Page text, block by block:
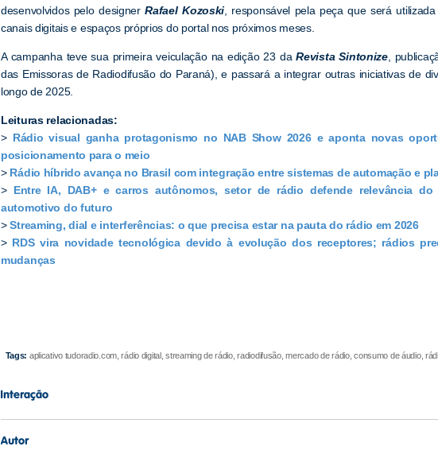
desenvolvidos pelo designerRafael Kozoski , responsável pela peça que será
canais digitais e espaços próprios do portal nos próximos meses.
A campanha teve sua primeira veiculação na edição 23 daRevista Sintonize,
das Emissoras de Radiodifusão do Paraná), e passará a integrar outras iniciativas de
longo de 2025.
Leituras relacionadas:
> Rádio visual ganha protagonismo no NAB Show 2026 e aponta novas
posicionamento para o meio
> Rádio híbrido avança no Brasil com integração entre sistemas de automação e
> Entre IA, DAB+ e carros autônomos, setor de rádio defende relevância
automotivo do futuro
>Streaming, dial e interferências: o que precisa estar na pauta do rádio em 2026
> RDS vira novidade tecnológica devido à evolução dos receptores; rádios
mudanças
Tags: aplicativo tudoradio.com, rádio digital, streaming de rádio, radiodifusão, mercado de rádio, consumo de áudio,